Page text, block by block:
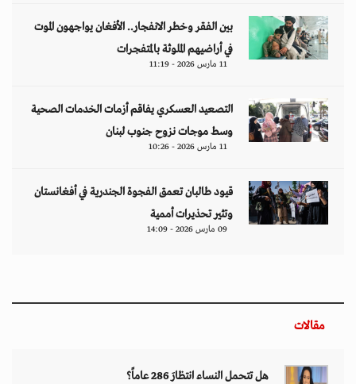
بين الفقر وخطر الانفجار.. الأفغان يواجهون الموت
في أراضيهم الملوثة بالمتفجرات
11 مارس 2026 - 11:19
التصعيد العسكري يفاقم أزمات الخدمات الصحية
وسط موجات نزوح جنوب لبنان
11 مارس 2026 - 10:26
قيود طالبان تعمق الفجوة الجندرية في أفغانستان
وتثير تحذيرات أممية
09 مارس 2026 - 14:09
مقالات
هل تتحمل النساء انتظارَ 286 عاماً؟